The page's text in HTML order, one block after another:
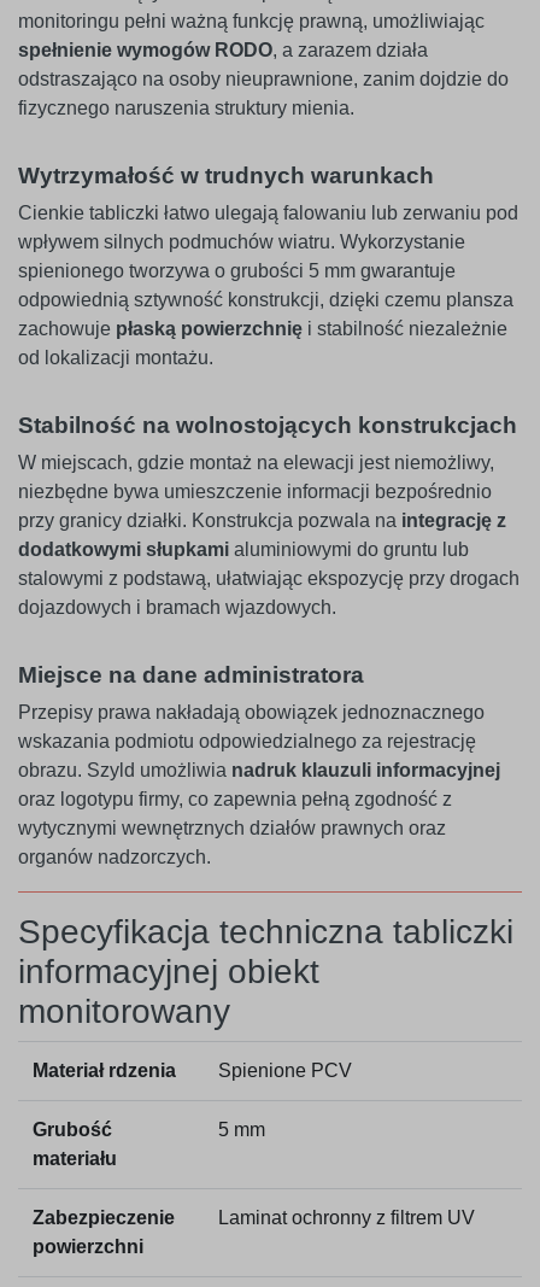
monitoringu pełni ważną funkcję prawną, umożliwiając
spełnienie wymogów RODO, a zarazem działa
odstraszająco na osoby nieuprawnione, zanim dojdzie do
fizycznego naruszenia struktury mienia.
Wytrzymałość w trudnych warunkach
Cienkie tabliczki łatwo ulegają falowaniu lub zerwaniu pod
wpływem silnych podmuchów wiatru. Wykorzystanie
spienionego tworzywa o grubości 5 mm gwarantuje
odpowiednią sztywność konstrukcji, dzięki czemu plansza
zachowuje płaską powierzchnię i stabilność niezależnie
od lokalizacji montażu.
Stabilność na wolnostojących konstrukcjach
W miejscach, gdzie montaż na elewacji jest niemożliwy,
niezbędne bywa umieszczenie informacji bezpośrednio
przy granicy działki. Konstrukcja pozwala na integrację z
dodatkowymi słupkami aluminiowymi do gruntu lub
stalowymi z podstawą, ułatwiając ekspozycję przy drogach
dojazdowych i bramach wjazdowych.
Miejsce na dane administratora
Przepisy prawa nakładają obowiązek jednoznacznego
wskazania podmiotu odpowiedzialnego za rejestrację
obrazu. Szyld umożliwia nadruk klauzuli informacyjnej
oraz logotypu firmy, co zapewnia pełną zgodność z
wytycznymi wewnętrznych działów prawnych oraz
organów nadzorczych.
Specyfikacja techniczna tabliczki
informacyjnej obiekt
monitorowany
Materiał rdzenia Spienione PCV
Grubość
materiału
5 mm
Zabezpieczenie
powierzchni
Laminat ochronny z filtrem UV